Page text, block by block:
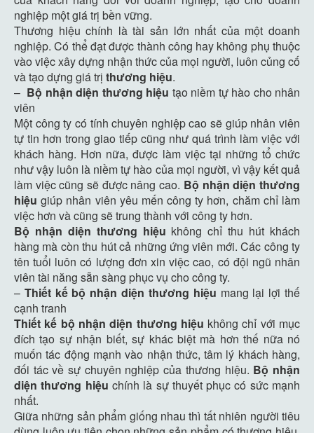
nghiệp một giá trị bền vững.
Thương hiệu chính là tài sản lớn nhất của một doanh
nghiệp. Có thể đạt được thành công hay không phụ thuộc
vào việc xây dựng nhận thức của mọi người, luôn củng cố
và tạo dựng giá trị thương hiệu.
– Bộ nhận diện thương hiệu tạo niềm tự hào cho nhân
viên
Một công ty có tính chuyên nghiệp cao sẽ giúp nhân viên
tự tin hơn trong giao tiếp cũng như quá trình làm việc với
khách hàng. Hơn nữa, được làm việc tại những tổ chức
như vậy luôn là niềm tự hào của mọi người, vì vậy kết quả
làm việc cũng sẽ được nâng cao. Bộ nhận diện thương
hiệu giúp nhân viên yêu mến công ty hơn, chăm chỉ làm
việc hơn và cũng sẽ trung thành với công ty hơn.
Bộ nhận diện thương hiệu không chỉ thu hút khách
hàng mà còn thu hút cả những ứng viên mới. Các công ty
tên tuổi luôn có lượng đơn xin việc cao, có đội ngũ nhân
viên tài năng sẵn sàng phục vụ cho công ty.
– Thiết kế bộ nhận diện thương hiệu mang lại lợi thế
cạnh tranh
Thiết kế bộ nhận diện thương hiệu không chỉ với mục
đích tạo sự nhận biết, sự khác biệt mà hơn thế nữa nó
muốn tác động mạnh vào nhận thức, tâm lý khách hàng,
đối tác về sự chuyên nghiệp của thương hiệu. Bộ nhận
diện thương hiệu chính là sự thuyết phục có sức mạnh
nhất.
Giữa những sản phẩm giống nhau thì tất nhiên người tiêu